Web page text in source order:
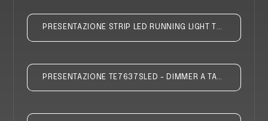
PRESENTAZIONE STRIP LED RUNNING LIGHT TECNEL
PRESENTAZIONE TE7637SLED - DIMMER A TAGLIO DI FASE UNIVERSALE STRIP LED 230VAC 4-400W TECNEL